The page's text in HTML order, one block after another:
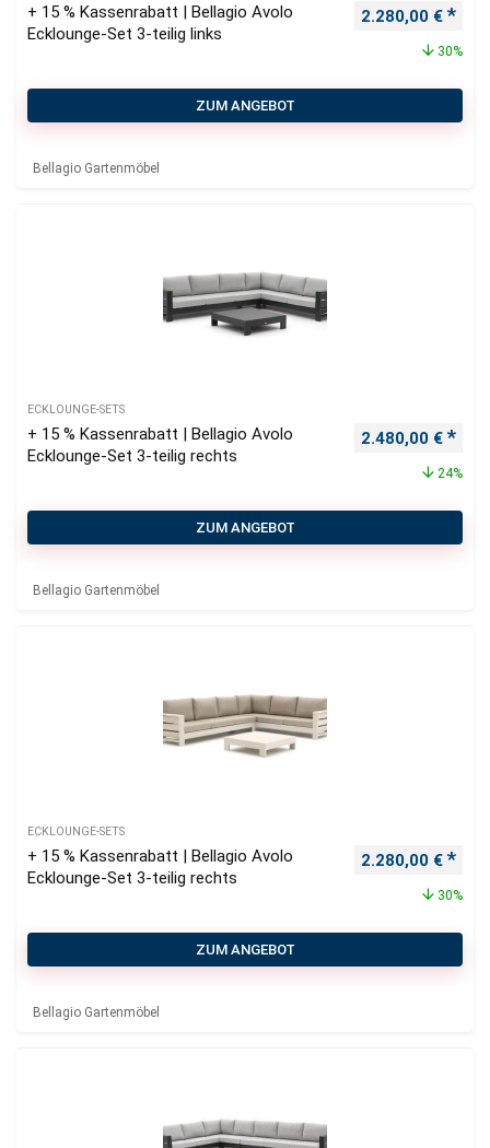
+ 15 % Kassenrabatt | Bellagio Avolo
Ecklounge-Set 3-teilig links
Ursprünglicher
2.280,00 €
30%
ZUM ANGEBOT
Bellagio Gartenmöbel
ECKLOUNGE-SETS
+ 15 % Kassenrabatt | Bellagio Avolo
Ecklounge-Set 3-teilig rechts
Ursprünglicher
2.480,00 €
24%
ZUM ANGEBOT
Bellagio Gartenmöbel
ECKLOUNGE-SETS
+ 15 % Kassenrabatt | Bellagio Avolo
Ecklounge-Set 3-teilig rechts
Ursprünglicher
2.280,00 €
30%
ZUM ANGEBOT
Bellagio Gartenmöbel